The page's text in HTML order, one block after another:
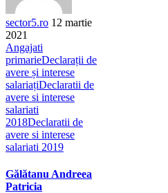
sector5.ro 12 martie
2021
Angajati
primarieDeclarații de
avere și interese
salariațiDeclaratii de
avere si interese
salariati
2018Declaratii de
avere si interese
salariati 2019
Gălătanu Andreea
Patricia